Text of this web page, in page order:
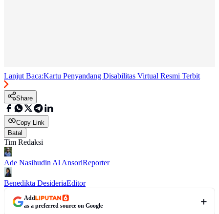
Lanjut Baca:Kartu Penyandang Disabilitas Virtual Resmi Terbit
Share
Copy Link
Batal
Tim Redaksi
Ade Nasihudin Al AnsoriReporter
Benedikta DesideriaEditor
Add
as a preferred source on Google